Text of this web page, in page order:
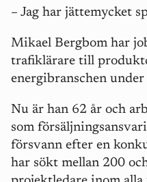
– Jag har jättemycket
Mikael Bergbom har
trafiklärare till
energibranschen
Nu är han 62 år och
som
försvann efter en
har sökt mellan 200